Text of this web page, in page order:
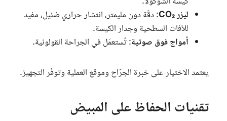
ليزرCO₂: دقّة دون مليمتر، انتشار حراري ضئيل، مفيد
للآفات السطحية وجدار الكيسة.
أمواج فوق صوتية: تُستعمَل في الجراحة القولونية.
يعتمد الاختيار على خبرة الجرّاح وموقع العملية وتوفّر التجهيز.
تقنيات الحفاظ على المبيض